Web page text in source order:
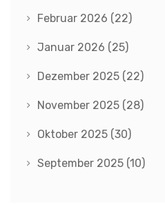
Februar 2026 (22)
Januar 2026 (25)
Dezember 2025 (22)
November 2025 (28)
Oktober 2025 (30)
September 2025 (10)